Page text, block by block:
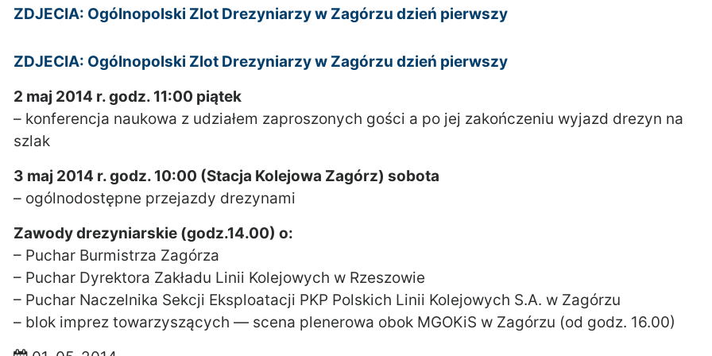
ZDJECIA: Ogólnopolski Zlot Drezyniarzy w Zagórzu dzień pierwszy
ZDJECIA: Ogólnopolski Zlot Drezyniarzy w Zagórzu dzień pierwszy
2 maj 2014 r. godz. 11:00 piątek
– konferencja naukowa z udziałem zaproszonych gości a po jej zakończeniu wyjazd drezyn na
szlak
3 maj 2014 r. godz. 10:00 (Stacja Kolejowa Zagórz) sobota
– ogólnodostępne przejazdy drezynami
Zawody drezyniarskie (godz.14.00) o:
– Puchar Burmistrza Zagórza
– Puchar Dyrektora Zakładu Linii Kolejowych w Rzeszowie
– Puchar Naczelnika Sekcji Eksploatacji PKP Polskich Linii Kolejowych S.A. w Zagórzu
– blok imprez towarzyszących — scena plenerowa obok MGOKiS w Zagórzu (od godz. 16.00)